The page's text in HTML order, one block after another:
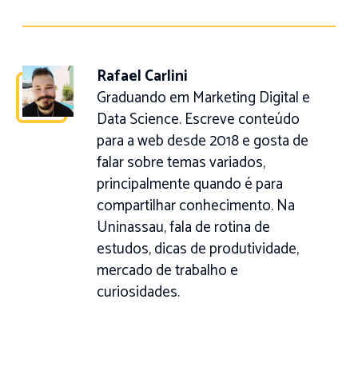
Rafael Carlini
Graduando em Marketing Digital e
Data Science. Escreve conteúdo
para a web desde 2018 e gosta de
falar sobre temas variados,
principalmente quando é para
compartilhar conhecimento. Na
Uninassau, fala de rotina de
estudos, dicas de produtividade,
mercado de trabalho e
curiosidades.